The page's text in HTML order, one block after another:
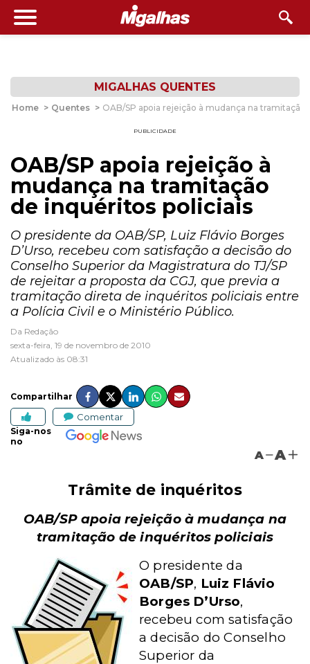
MIGALHAS QUENTES
Home > Quentes > OAB/SP apoia rejeição à mudança na
PUBLICIDADE
OAB/SP apoia rejeição à
mudança na tramitação
de inquéritos policiais
O presidente da OAB/SP, Luiz Flávio Borges
D’Urso, recebeu com satisfação a decisão do
Conselho Superior da Magistratura do TJ/SP
de rejeitar a proposta da CGJ, que previa a
tramitação direta de inquéritos policiais entre
a Polícia Civil e o Ministério Público.
Da Redação
sexta-feira, 19 de novembro de 2010
Atualizado às 08:31
Compartilhar
Comentar
Siga-nos
no
A A
Trâmite de inquéritos
OAB/SP apoia rejeição à mudança na
tramitação de inquéritos policiais
O presidente da
OAB/SP, Luiz Flávio
Borges D’Urso,
recebeu com satisfação
a decisão do Conselho
Superior da